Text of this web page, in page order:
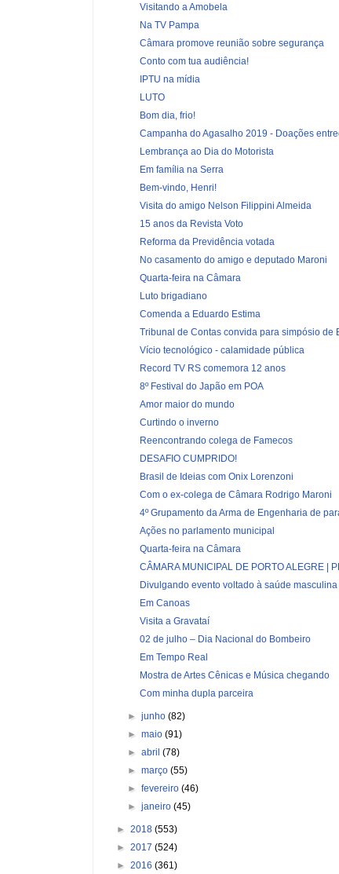
Visitando a Amobela
Na TV Pampa
Câmara promove reunião sobre segurança
Conto com tua audiência!
IPTU na mídia
LUTO
Bom dia, frio!
Campanha do Agasalho 2019 - Doações
Lembrança ao Dia do Motorista
Em família na Serra
Bem-vindo, Henri!
Visita do amigo Nelson Filippini Almeida
15 anos da Revista Voto
Reforma da Previdência votada
No casamento do amigo e deputado Maroni
Quarta-feira na Câmara
Luto brigadiano
Comenda a Eduardo Estima
Tribunal de Contas convida para simpósio de
Vício tecnológico - calamidade pública
Record TV RS comemora 12 anos
8º Festival do Japão em POA
Amor maior do mundo
Curtindo o inverno
Reencontrando colega de Famecos
DESAFIO CUMPRIDO!
Brasil de Ideias com Onix Lorenzoni
Com o ex-colega de Câmara Rodrigo Maroni
4º Grupamento da Arma de Engenharia de
Ações no parlamento municipal
Quarta-feira na Câmara
CÂMARA MUNICIPAL DE PORTO ALEGRE |
Divulgando evento voltado à saúde masculina
Em Canoas
Visita a Gravataí
02 de julho – Dia Nacional do Bombeiro
Em Tempo Real
Mostra de Artes Cênicas e Música chegando
Com minha dupla parceira
►junho(82)
►maio(91)
►abril(78)
►março(55)
►fevereiro(46)
►janeiro(45)
► 2018 (553)
► 2017 (524)
► 2016 (361)